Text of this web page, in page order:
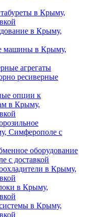
в Крыму,
в Крыму,
машины в Крыму,
агрегаты
ресиверные
опции к
в Крыму,
Симферополе с
оборудование
с доставкой
в Крыму,
в Крыму,
в Крыму,